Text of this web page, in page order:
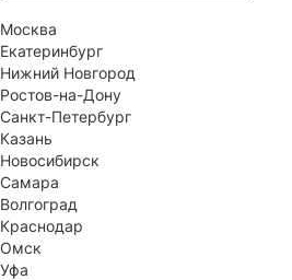
Москва
Екатеринбург
Нижний Новгород
Ростов-на-Дону
Санкт-Петербург
Казань
Новосибирск
Самара
Волгоград
Краснодар
Омск
Уфа